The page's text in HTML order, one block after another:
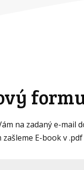
na zadaný e-mail
zašleme E-book v